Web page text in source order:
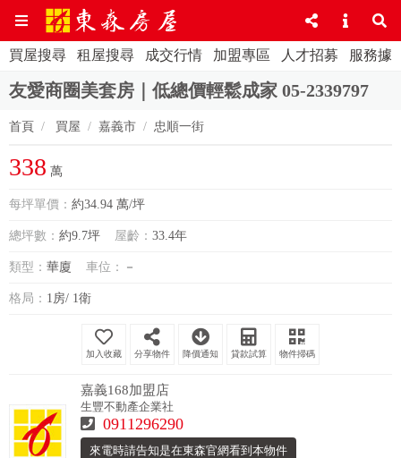
買屋搜尋 租屋搜尋 成交行情 加盟專區 人才招募 服務據
友愛商圈美套房｜低總價輕鬆成家 05-2339797
首頁 買屋 嘉義市 忠順一街
338 萬
每坪單價： 約34.94 萬/坪
總坪數： 約9.7坪 屋齡： 33.4年
類型： 華廈 車位： －
格局： 1房/ 1衛
分享物件 降價通知 貸款試算 物件掃碼
嘉義168加盟店
生豐不動產企業社
0911296290
來電時請告知是在東森官網看到本物件